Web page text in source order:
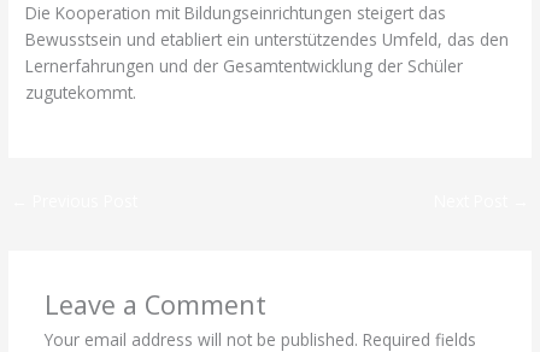
Die Kooperation mit Bildungseinrichtungen steigert das
Bewusstsein und etabliert ein unterstützendes Umfeld, das den
Lernerfahrungen und der Gesamtentwicklung der Schüler
zugutekommt.
Leave a Comment
Your email address will not be published. Required fields